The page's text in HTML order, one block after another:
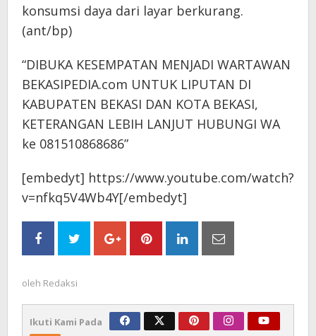
konsumsi daya dari layar berkurang.
(ant/bp)
“DIBUKA KESEMPATAN MENJADI WARTAWAN
BEKASIPEDIA.com UNTUK LIPUTAN DI
KABUPATEN BEKASI DAN KOTA BEKASI,
KETERANGAN LEBIH LANJUT HUBUNGI WA
ke 081510868686”
[embedyt] https://www.youtube.com/watch?
v=nfkq5V4Wb4Y[/embedyt]
oleh Redaksi
Ikuti Kami Pada